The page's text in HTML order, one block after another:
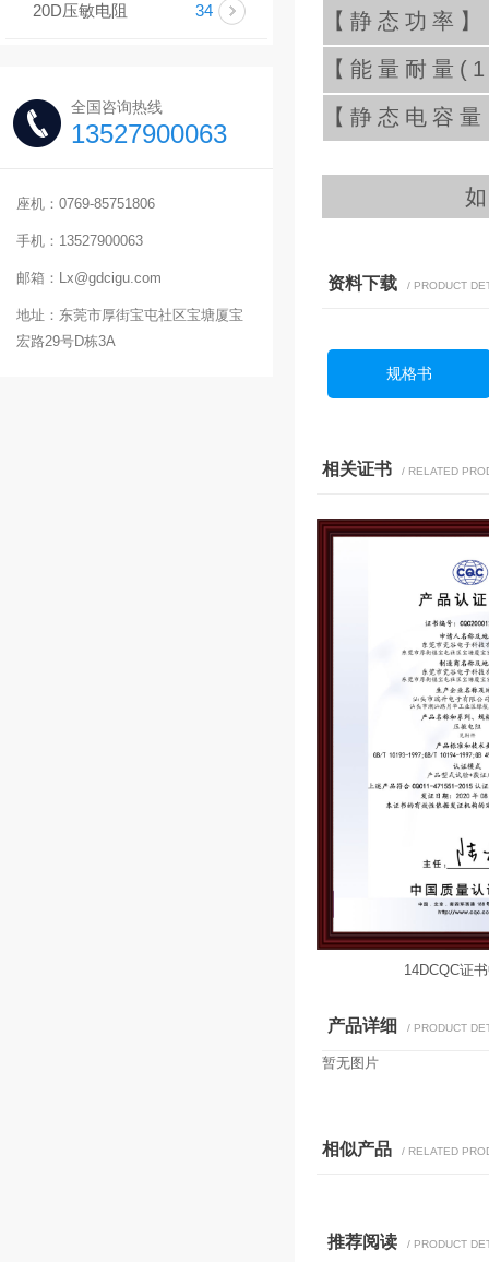
20D压敏电阻 34
全国咨询热线
13527900063
座机：0769-85751806
手机：13527900063
邮箱：Lx@gdcigu.com
地址：东莞市厚街宝屯社区宝塘厦宝
宏路29号D栋3A
【静态功率】
【能量耐量
【静态电容
资料下载 / PRODUCT
规格书
相关证书 / RELATED
14DCQC证
产品详细 / PRODUCT
暂无图片
相似产品 / RELATED
推荐阅读 / PRODUCT